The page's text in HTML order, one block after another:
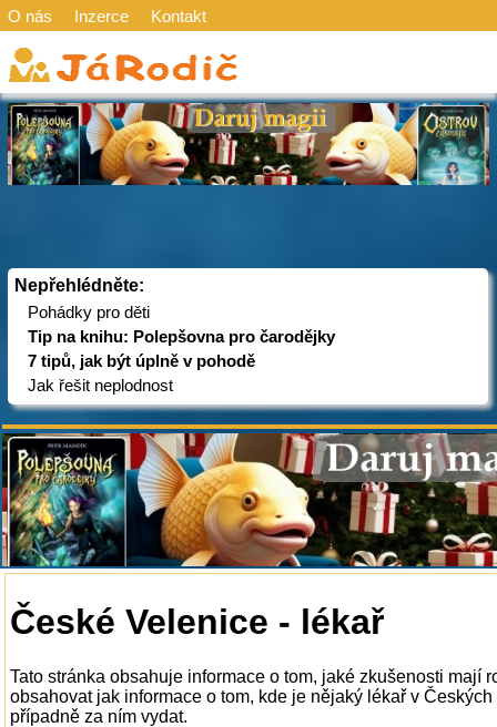
O nás Inzerce Kontakt
Nepřehlédněte:
Pohádky pro děti
Tip na knihu: Polepšovna pro čarodějky
7 tipů, jak být úplně v pohodě
Jak řešit neplodnost
České Velenice - lékař
Tato stránka obsahuje informace o tom, jaké zkušenosti mají
obsahovat jak informace o tom, kde je nějaký lékař v
případně za ním vydat.